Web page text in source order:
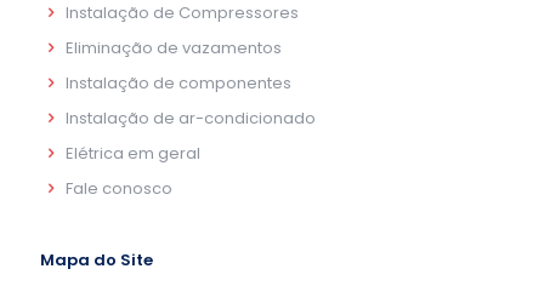
Instalação de Compressores
Eliminação de vazamentos
Instalação de componentes
Instalação de ar-condicionado
Elétrica em geral
Fale conosco
Mapa do Site